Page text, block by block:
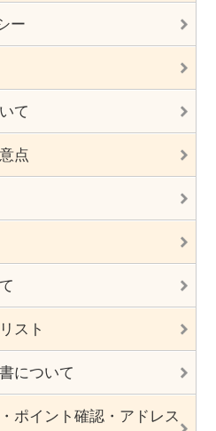
ー
て
点
スト
について
ポイント確認・アドレス